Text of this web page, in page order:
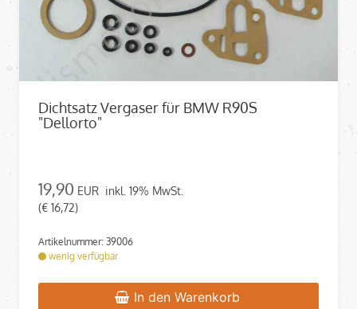
Dichtsatz Vergaser für BMW R90S
"Dellorto"
19,90 EUR inkl. 19% MwSt.
(€ 16,72)
Artikelnummer: 39006
wenig verfügbar
In den Warenkorb